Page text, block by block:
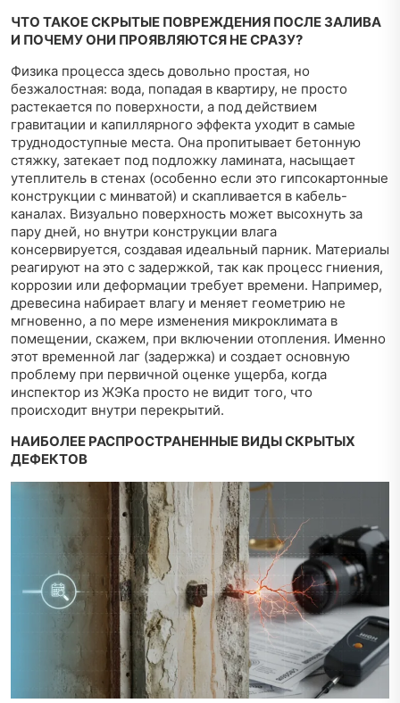
ЧТО ТАКОЕ СКРЫТЫЕ ПОВРЕЖДЕНИЯ ПОСЛЕ ЗАЛИВА
И ПОЧЕМУ ОНИ ПРОЯВЛЯЮТСЯ НЕ СРАЗУ?
Физика процесса здесь довольно простая, но
безжалостная: вода, попадая в квартиру, не просто
растекается по поверхности, а под действием
гравитации и капиллярного эффекта уходит в самые
труднодоступные места. Она пропитывает бетонную
стяжку, затекает под подложку ламината, насыщает
утеплитель в стенах (особенно если это гипсокартонные
конструкции с минватой) и скапливается в кабель-
каналах. Визуально поверхность может высохнуть за
пару дней, но внутри конструкции влага
консервируется, создавая идеальный парник. Материалы
реагируют на это с задержкой, так как процесс гниения,
коррозии или деформации требует времени. Например,
древесина набирает влагу и меняет геометрию не
мгновенно, а по мере изменения микроклимата в
помещении, скажем, при включении отопления. Именно
этот временной лаг (задержка) и создает основную
проблему при первичной оценке ущерба, когда
инспектор из ЖЭКа просто не видит того, что
происходит внутри перекрытий.
НАИБОЛЕЕ РАСПРОСТРАНЕННЫЕ ВИДЫ СКРЫТЫХ
ДЕФЕКТОВ